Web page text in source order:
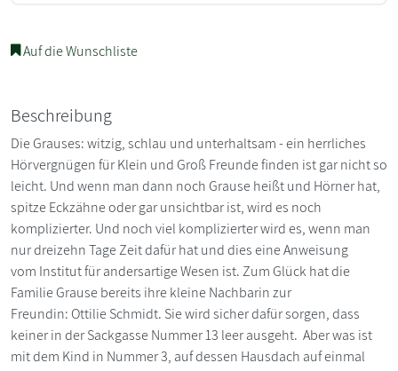
Auf die Wunschliste
Beschreibung
Die Grauses: witzig, schlau und unterhaltsam - ein herrliches
Hörvergnügen für Klein und Groß Freunde finden ist gar nicht so
leicht. Und wenn man dann noch Grause heißt und Hörner hat,
spitze Eckzähne oder gar unsichtbar ist, wird es noch
komplizierter. Und noch viel komplizierter wird es, wenn man
nur dreizehn Tage Zeit dafür hat und dies eine Anweisung
vom Institut für andersartige Wesen ist. Zum Glück hat die
Familie Grause bereits ihre kleine Nachbarin zur
Freundin: Ottilie Schmidt. Sie wird sicher dafür sorgen, dass
keiner in der Sackgasse Nummer 13 leer ausgeht. Aber was ist
mit dem Kind in Nummer 3, auf dessen Hausdach auf einmal